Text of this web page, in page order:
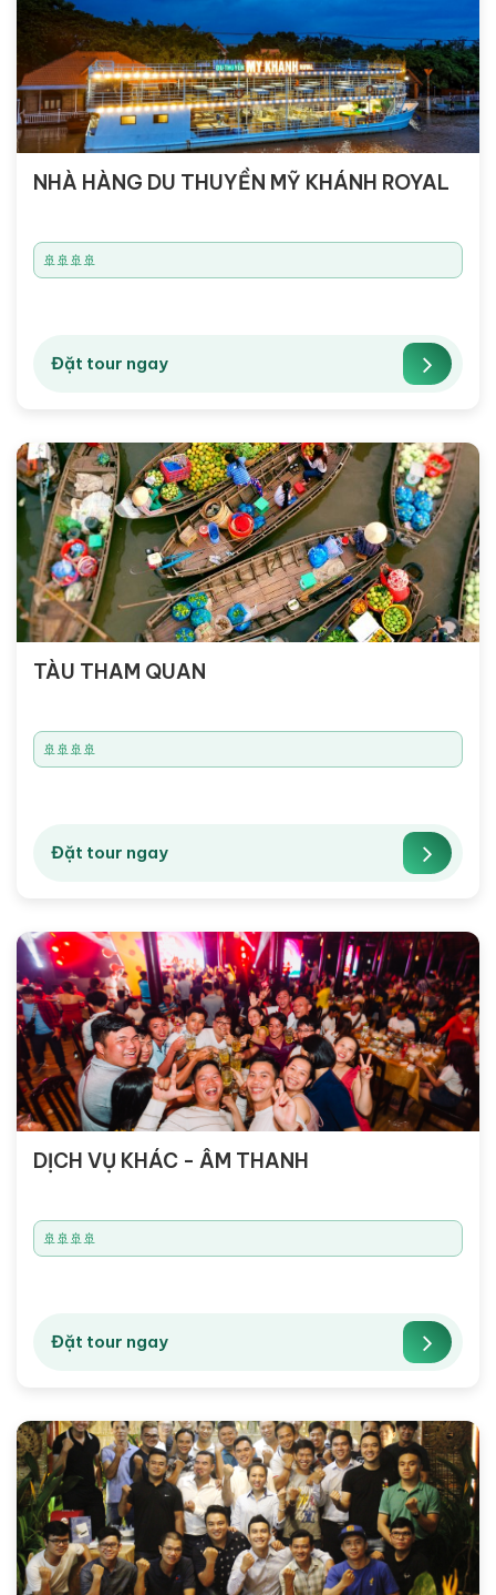
NHÀ HÀNG DU THUYỀN MỸ KHÁNH ROYAL
🚢🚢🚢🚢
Đặt tour ngay
TÀU THAM QUAN
🚢🚢🚢🚢
Đặt tour ngay
DỊCH VỤ KHÁC - ÂM THANH
🚢🚢🚢🚢
Đặt tour ngay